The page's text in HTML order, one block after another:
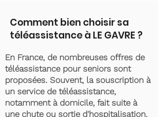
Comment bien choisir sa
téléassistance à LE GAVRE ?
En France, de nombreuses offres de
téléassistance pour seniors sont
proposées. Souvent, la souscription à
un service de téléassistance,
notamment à domicile, fait suite à
une chute ou sortie d'hospitalisation.